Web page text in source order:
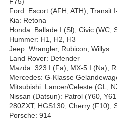
Ford: Escort (AFH, ATH), Transit
Kia: Retona
Honda: Ballade I (Sl), Civic (WC,
Hummer: H1, H2, H3
Jeep: Wrangler, Rubicon, Willys
Land Rover: Defender
Mazda: 323 I (Fa), MX-5 I (Na),
Mercedes: G-Klasse
Mitsubishi: Lancer/Celeste (GL,
Nissan (Datsun): Patrol (Y60,
280ZXT, HGS130, Cherry (F10),
Porsche: 914